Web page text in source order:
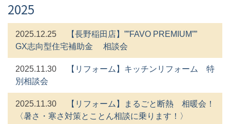
2025
2025.12.25
【長野稲田店】””FAVO PREMIUM””
GX志向型住宅補助金 相談会
2025.11.30
【リフォーム】キッチンリフォーム 特
別相談会
2025.11.30
【リフォーム】まるごと断熱 相暖会！
〈暑さ・寒さ対策とことん相談に乗ります！〉